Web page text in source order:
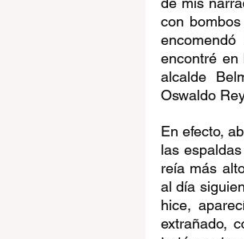
con
encontré en
alcalde
Oswaldo
En efecto,
las
reía más
al día
hice,
extrañado,